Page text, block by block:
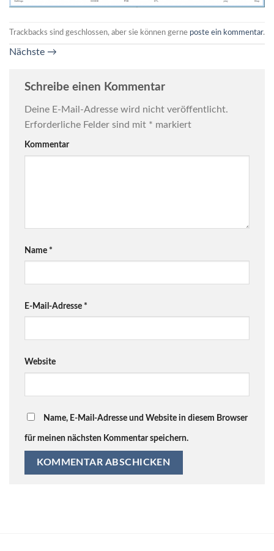
Trackbacks sind geschlossen, aber sie können gerne poste ein kommentar.
Nächste →
Schreibe einen Kommentar
Deine E-Mail-Adresse wird nicht veröffentlicht.
Erforderliche Felder sind mit * markiert
Kommentar
Name *
E-Mail-Adresse *
Website
Name, E-Mail-Adresse und Website in diesem Browser
für meinen nächsten Kommentar speichern.